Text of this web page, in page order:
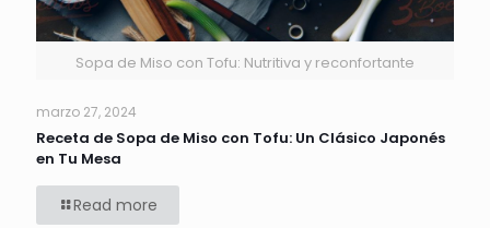
Sopa de Miso con Tofu: Nutritiva y reconfortante
marzo 27, 2024
Receta de Sopa de Miso con Tofu: Un Clásico Japonés
en Tu Mesa
Read more